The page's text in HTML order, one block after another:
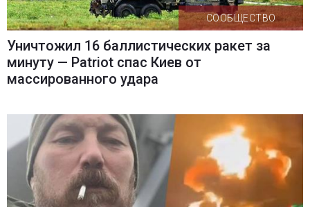
СООБЩЕСТВО
Уничтожил 16 баллистических ракет за
минуту — Patriot спас Киев от
массированного удара